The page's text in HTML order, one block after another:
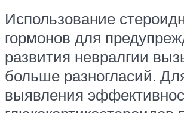
Использование
гормонов для
развития невралгии
больше разногласий.
выявления